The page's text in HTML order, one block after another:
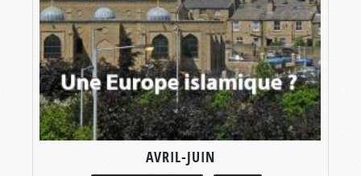
AVRIL-JUIN